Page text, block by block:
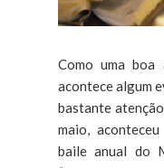
Como uma boa
acontece algum
bastante
maio,
baile anual do